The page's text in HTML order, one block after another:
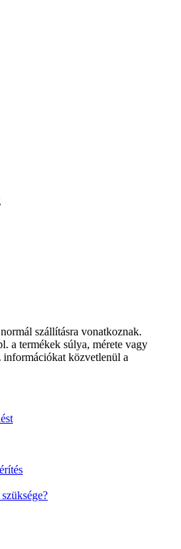
szállításra vonatkoznak.
a termékek súlya, mérete vagy
információkat közvetlenül a